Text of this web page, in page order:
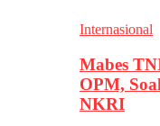
Internasional
Mabes
OPM,
NKRI